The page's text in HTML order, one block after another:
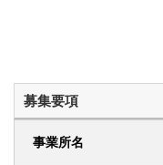
募集要項
事業所名